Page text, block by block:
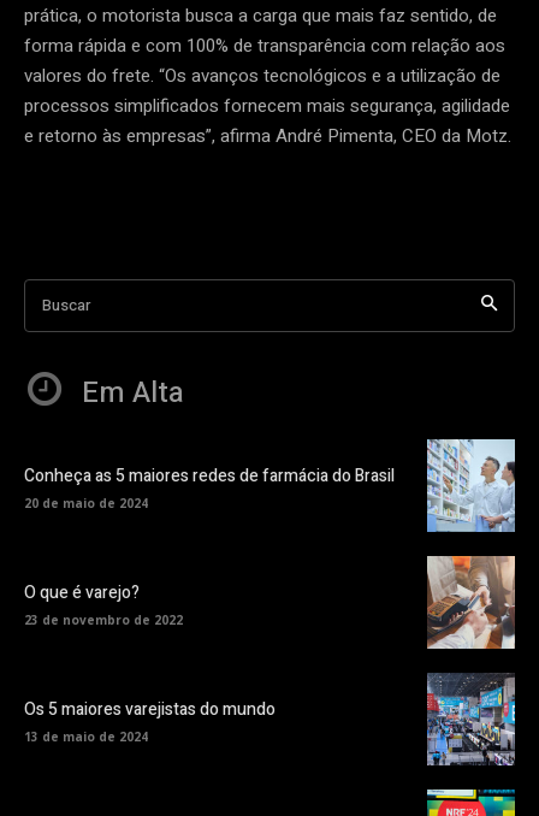
prática, o motorista busca a carga que mais faz sentido, de
forma rápida e com 100% de transparência com relação aos
valores do frete. “Os avanços tecnológicos e a utilização de
processos simplificados fornecem mais segurança, agilidade
e retorno às empresas”, afirma André Pimenta, CEO da Motz.
Buscar
Em Alta
Conheça as 5 maiores redes de farmácia do Brasil
20 de maio de 2024
O que é varejo?
23 de novembro de 2022
Os 5 maiores varejistas do mundo
13 de maio de 2024